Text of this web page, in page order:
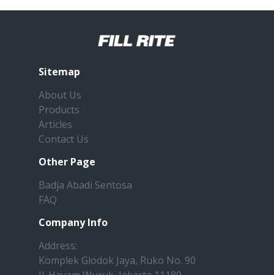
Sitemap
About Us
Products
Articles
Contact Us
Other Page
Badja Abadi Sentosa
FAQ
Company Info
Address:
Komplek Glodok Jaya, Ruko No. 90